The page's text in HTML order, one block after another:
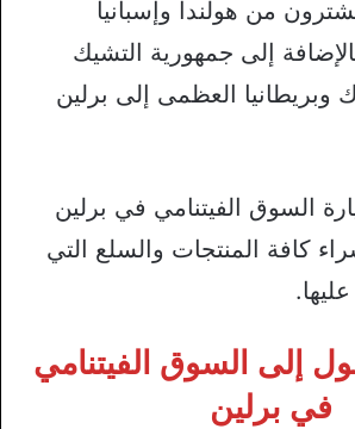
من هولندا وإسبانيا
إلى جمهورية التشيك
وبريطانيا العظمى إلى برلين
السوق الفيتنامي في برلين
كافة المنتجات والسلع التي
إلى السوق الفيتنامي
في برلين